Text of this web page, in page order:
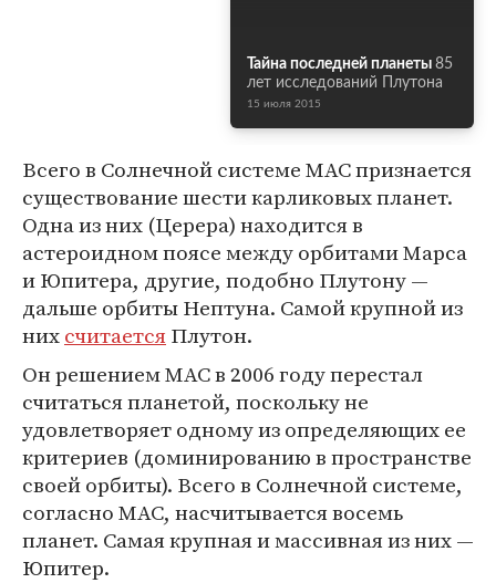
Тайна последней планеты 85
лет исследований Плутона
15 июля 2015
Всего в Солнечной системе МАС признается
существование шести карликовых планет.
Одна из них (Церера) находится в
астероидном поясе между орбитами Марса
и Юпитера, другие, подобно Плутону —
дальше орбиты Нептуна. Самой крупной из
нихсчитаетсяПлутон.
Он решением МАС в 2006 году перестал
считаться планетой, поскольку не
удовлетворяет одному из определяющих ее
критериев (доминированию в пространстве
своей орбиты). Всего в Солнечной системе,
согласно МАС, насчитывается восемь
планет. Самая крупная и массивная из них —
Юпитер.